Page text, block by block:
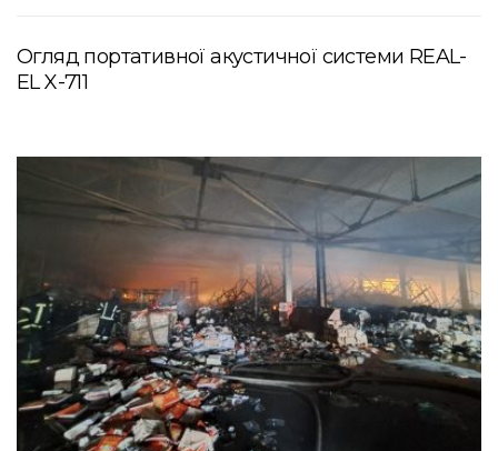
Огляд портативної акустичної системи REAL-
EL X-711